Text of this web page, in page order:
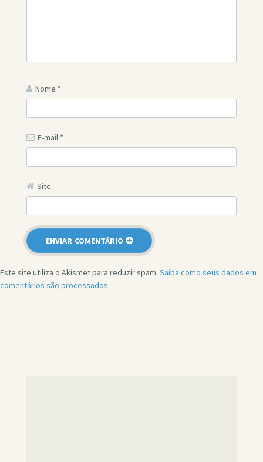
Nome *
E-mail *
Site
Este site utiliza o Akismet para reduzir spam. Saiba como seus dados em
comentários são processados.